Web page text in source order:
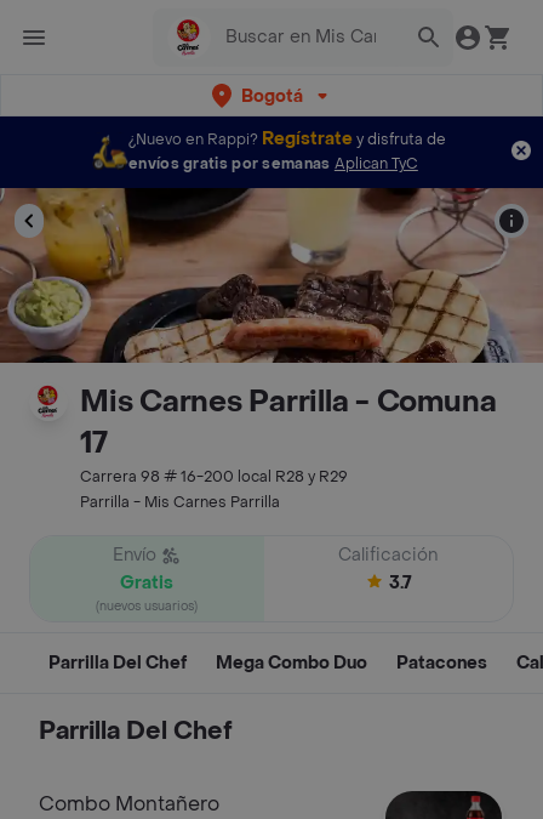
Bogotá
¿Nuevo en Rappi? Regístratey disfruta de
envíos gratis por semanas Aplican TyC
Mis Carnes Parrilla - Comuna
17
Carrera 98 # 16-200 local R28 y R29
Parrilla - Mis Carnes Parrilla
Envío
Gratis
(nuevos usuarios)
Calificación
3.7
Parrilla Del Chef Mega Combo Duo Patacones
Parrilla Del Chef
Combo Montañero